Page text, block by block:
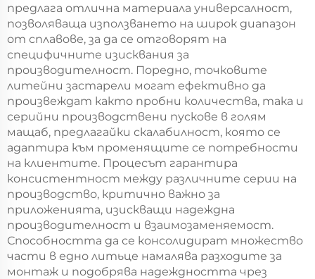
предлага отлична материала универсалност,
позволяваща използването на широк диапазон
от сплавове, за да се отговорят на
специфичните изисквания за
производителност. Поредно, точковите
литейни застарели могат ефективно да
произвеждат както пробни количества, така и
серийни производствени пускове в голям
мащаб, предлагайки скалабилност, която се
адаптира към променящите се потребности
на клиентите. Процесът гарантира
консистентност между различните серии на
производство, критично важно за
приложенията, изискващи надеждна
производителност и взаимозаменяемост.
Способността да се консолидират множество
части в едно литьце намалява разходите за
монтаж и подобрява надеждността чрез